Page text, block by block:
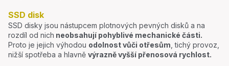
SSD disk
SSD disky jsou nástupcem plotnových pevných disků a na
rozdíl od nich neobsahují pohyblivé mechanické části.
Proto je jejich výhodou odolnost vůči otřesům, tichý provoz,
nižší spotřeba a hlavně výrazně vyšší přenosová rychlost.